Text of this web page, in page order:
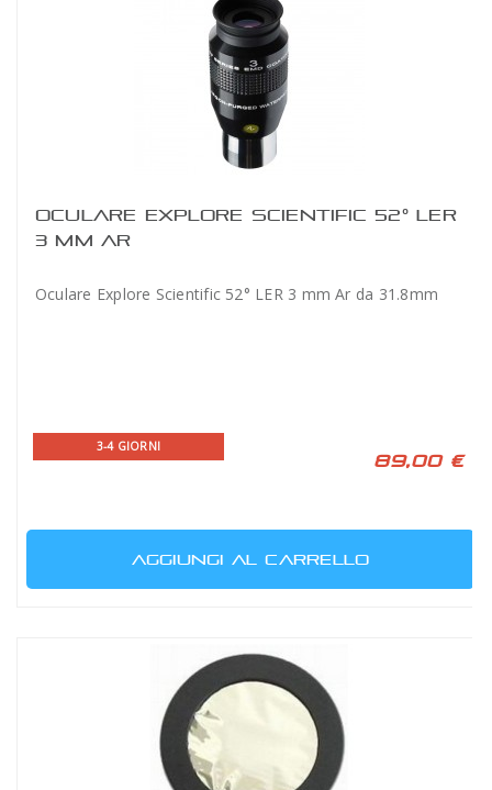
OCULARE EXPLORE SCIENTIFIC 52° LER
3 MM AR
Oculare Explore Scientific 52° LER 3 mm Ar da 31.8mm
3-4 GIORNI
89,00 €
AGGIUNGI AL CARRELLO